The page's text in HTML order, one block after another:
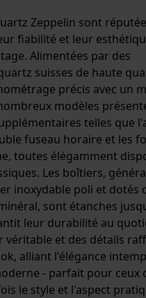
Zeppelin sont
fiabilité et leur
Alimentées par des
suisses de haute
précis avec un
modèles
telles que
fuseau horaire et les
toutes élégamment
Les boîtiers,
inoxydable poli et dotés
sont étanches
leur durabilité au
véritable et des détails
alliant l'élégance
- parfait pour ceux
le style et l'aspect